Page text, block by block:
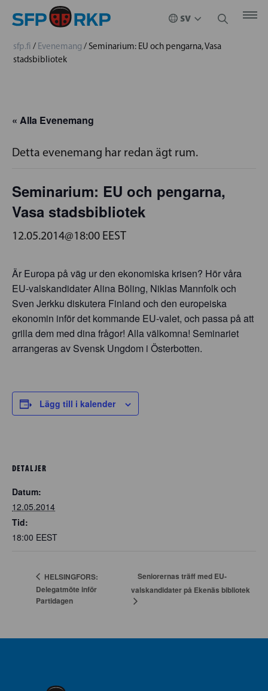
sfp.fi / Evenemang / Seminarium: EU och pengarna, Vasa
stadsbibliotek
« Alla Evenemang
Detta evenemang har redan ägt rum.
Seminarium: EU och pengarna,
Vasa stadsbibliotek
12.05.2014@18:00 EEST
Är Europa på väg ur den ekonomiska krisen? Hör våra
EU-valskandidater Alina Böling, Niklas Mannfolk och
Sven Jerkku diskutera Finland och den europeiska
ekonomin inför det kommande EU-valet, och passa på att
grilla dem med dina frågor! Alla välkomna! Seminariet
arrangeras av Svensk Ungdom i Österbotten.
Lägg till i kalender
DETALJER
Datum:
12.05.2014
Tid:
18:00 EEST
HELSINGFORS:
Delegatmöte inför
Partidagen
Seniorernas träff med EU-
valskandidater på Ekenäs bibliotek